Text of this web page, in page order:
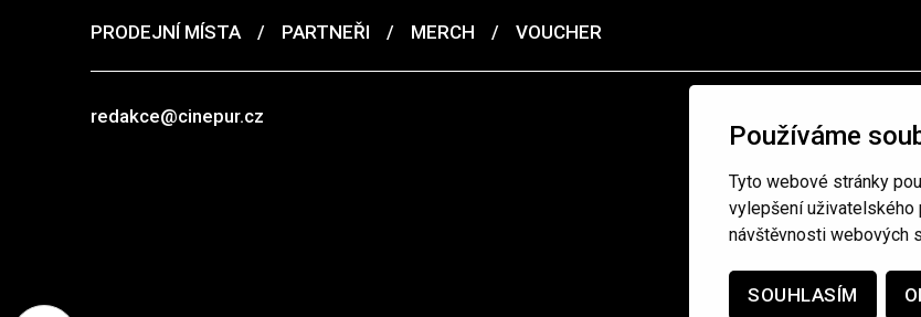
Používáme
Tyto webové stránky
vylepšení uživatelského
návštěvnosti webových
SOUHLASÍM
PRODEJNÍ MÍSTA
/ PARTNEŘI / MERCH / VOUCHER
redakce@cinepur.cz